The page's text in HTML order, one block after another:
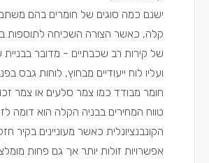
ישנם כמה סוגים של חומרים בהם
קלה, כאשר הצורה השכיחה לתוספות
של קירות רב שכבתיים - מדובר
ועליו לוח ייעודיים מבחוץ, לוחות גבס
חומר מבודד כמו צמר סלעים או צמר
טווח המחירים בבניה הקלה הוא דומה
הקונבנציונלית כאשר מעוניינים בקיר
אפשרויות זולות יותר אך גם פחות